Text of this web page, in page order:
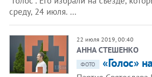
среду, 24 июля. …
22 июля 2019, 00:40
АННА СТЕШЕНКО
ФОТО «Голос»